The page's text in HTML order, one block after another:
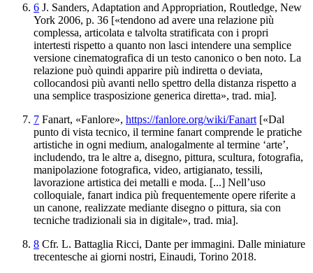
6 J. Sanders, Adaptation and Appropriation, Routledge, New
York 2006, p. 36 [«tendono ad avere una relazione più
complessa, articolata e talvolta stratificata con i propri
intertesti rispetto a quanto non lasci intendere una semplice
versione cinematografica di un testo canonico o ben noto. La
relazione può quindi apparire più indiretta o deviata,
collocandosi più avanti nello spettro della distanza rispetto a
una semplice trasposizione generica diretta», trad. mia].
7 Fanart, «Fanlore», https://fanlore.org/wiki/Fanart [«Dal
punto di vista tecnico, il termine fanart comprende le pratiche
artistiche in ogni medium, analogalmente al termine ‘arte’,
includendo, tra le altre a, disegno, pittura, scultura, fotografia,
manipolazione fotografica, video, artigianato, tessili,
lavorazione artistica dei metalli e moda. [...] Nell’uso
colloquiale, fanart indica più frequentemente opere riferite a
un canone, realizzate mediante disegno o pittura, sia con
tecniche tradizionali sia in digitale», trad. mia].
8 Cfr. L. Battaglia Ricci, Dante per immagini. Dalle miniature
trecentesche ai giorni nostri, Einaudi, Torino 2018.